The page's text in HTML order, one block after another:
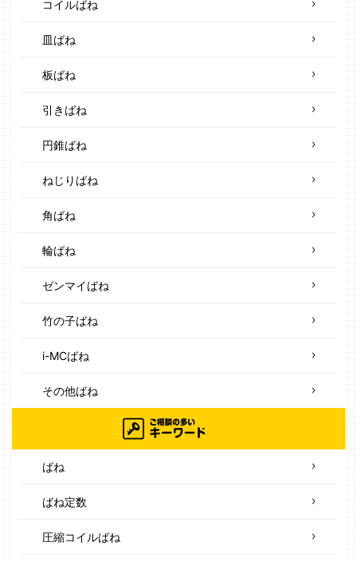
コイルばね
皿ばね
板ばね
引きばね
円錐ばね
ねじりばね
角ばね
輪ばね
ゼンマイばね
竹の子ばね
i-MCばね
その他ばね
ばね
ばね定数
圧縮コイルばね